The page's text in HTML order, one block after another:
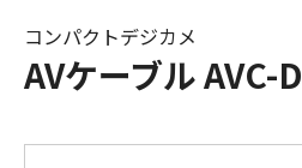
AVケーブル AVC-
コンパクトデジカメ